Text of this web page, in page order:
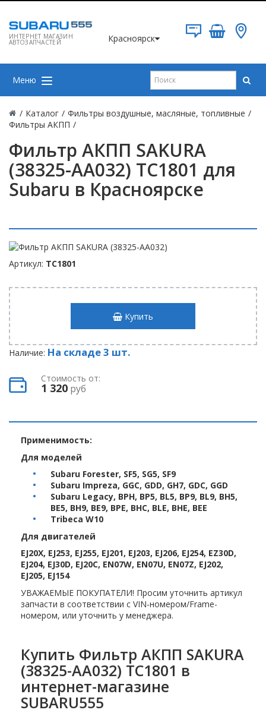
ИНТЕРНЕТ МАГАЗИН
АВТОЗАПЧАСТЕЙ Красноярск
Меню
/ Каталог / Фильтры воздушные, масляные, топливные /
Фильтры АКПП /
Фильтр АКПП SAKURA
(38325-AA032) TC1801 для
Subaru в Красноярске
Артикул: TC1801
Купить
Наличие: На складе 3 шт.
Стоимость от:
1 320 руб
Применимость:
Для моделей
Subaru Forester, SF5, SG5, SF9
Subaru Impreza, GGC, GDD, GH7, GDC, GGD
Subaru Legacy, BPH, BP5, BL5, BP9, BL9, BH5,
BE5, BH9, BE9, BPE, BHC, BLE, BHE, BEE
Tribeca W10
Для двигателей
EJ20X, EJ253, EJ255, EJ201, EJ203, EJ206, EJ254, EZ30D,
EJ204, EJ30D, EJ20C, EN07W, EN07U, EN07Z, EJ202,
EJ205, EJ154
УВАЖАЕМЫЕ ПОКУПАТЕЛИ! Просим уточнить артикул
запчасти в соответствии с VIN-номером/Frame-
номером, или уточнить у менеджера.
Купить Фильтр АКПП SAKURA
(38325-AA032) TC1801 в
интернет-магазине
SUBARU555